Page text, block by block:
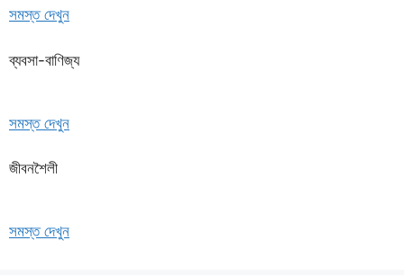
সমস্ত দেখুন
ব্যবসা-বাণিজ্য
সমস্ত দেখুন
জীবনশৈলী
সমস্ত দেখুন